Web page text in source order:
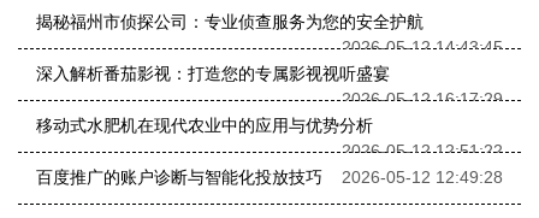
揭秘福州市侦探公司：专业侦查服务为您的安全护航
2026-05-12 14:43:45
深入解析番茄影视：打造您的专属影视视听盛宴
2026-05-12 16:17:29
移动式水肥机在现代农业中的应用与优势分析
2026-05-12 12:51:22
百度推广的账户诊断与智能化投放技巧
2026-05-12 12:49:28